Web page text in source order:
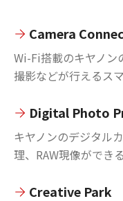
Camera
Wi-Fi搭載のキヤノン
撮影などが行えるス
Digital Photo
キヤノンのデジタル
理、RAW現像ができ
Creative Park